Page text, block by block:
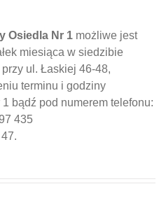
Osiedla Nr 1 możliwe jest
miesiąca w siedzibie
ul. Łaskiej 46-48,
terminu i godziny
bądź pod numerem telefonu:
435